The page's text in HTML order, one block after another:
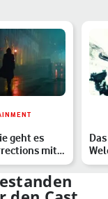
geht es
mit
Du?